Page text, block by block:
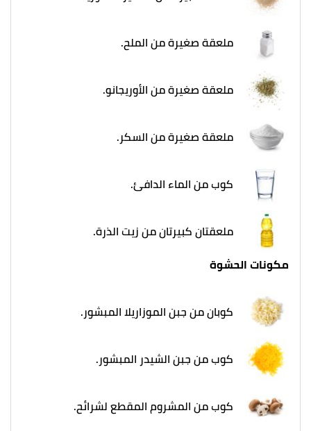
ملعقة صغيرة من الملح.
ملعقة صغيرة من الأوريجانو.
ملعقة صغيرة من السكر.
كوب من الماء الدافئ.
ملعقتان كبيرتان من زيت الذرة.
مكونات الحشوة
كوبان من جبن الموزاريلا المبشور.
كوب من جبن الشيدر المبشور.
كوب من المشروم المقطع لشرائح.